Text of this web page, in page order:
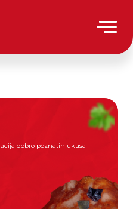
dobro poznatih ukusa